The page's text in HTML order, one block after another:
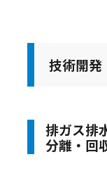
技術開発
排ガス排
分離・回